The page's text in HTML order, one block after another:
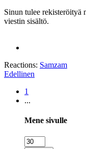
Sinun tulee rekisteröityä
viestin sisältö.
Reactions: Samzam
Edellinen
1
...
Mene sivulle